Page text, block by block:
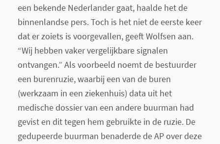
een bekende Nederlander gaat, haalde het de
binnenlandse pers. Toch is het niet de eerste keer
dat er zoiets is voorgevallen, geeft Wolfsen aan.
“Wij hebben vaker vergelijkbare signalen
ontvangen.” Als voorbeeld noemt de bestuurder
een burenruzie, waarbij een van de buren
(werkzaam in een ziekenhuis) data uit het
medische dossier van een andere buurman had
gevist en dit tegen hem gebruikte in de ruzie. De
gedupeerde buurman benaderde de AP over deze